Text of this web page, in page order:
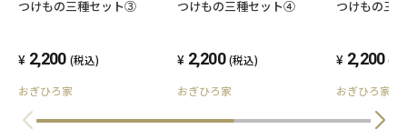
つけもの三種セット③
2,200 (税込)
おぎひろ家
つけもの三種セット④
2,200 (税込)
おぎひろ家
つけもの三
2,200 (税
おぎひろ家